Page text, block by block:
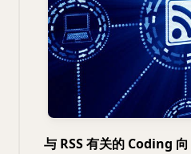
与 RSS 有关的 Coding 向